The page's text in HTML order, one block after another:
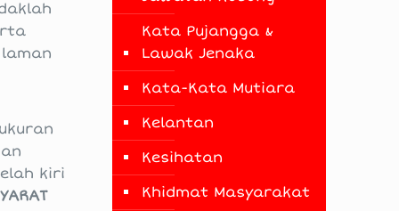
kiri
Kata Pujangga &
Lawak Jenaka
Kata-Kata Mutiara
Kelantan
Kesihatan
Khidmat Masyarakat